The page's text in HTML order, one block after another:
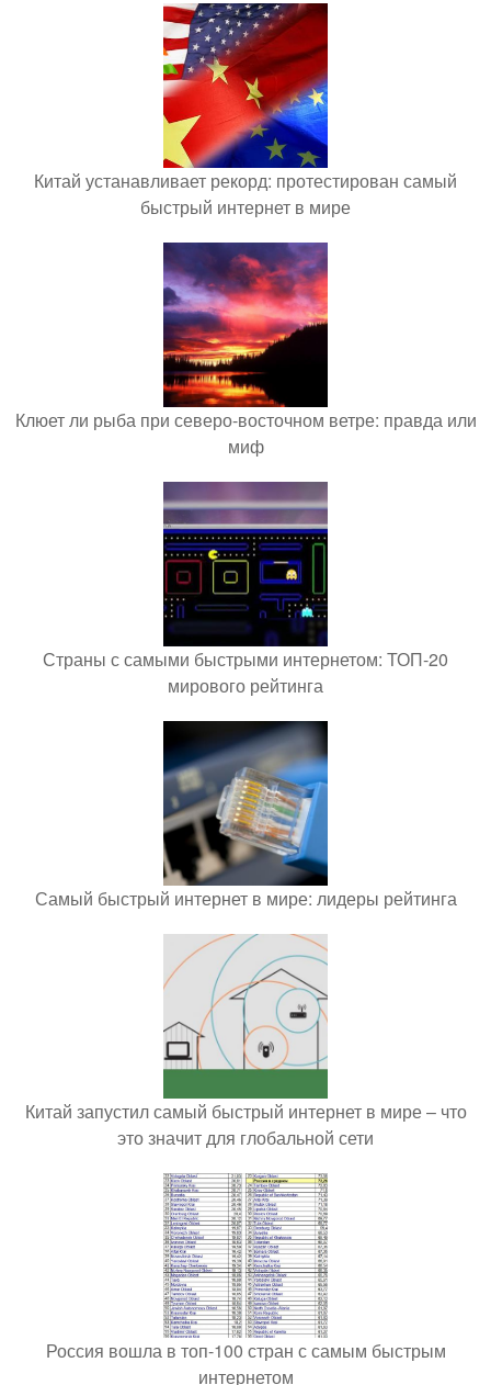
Китай устанавливает рекорд: протестирован самый
быстрый интернет в мире
Клюет ли рыба при северо-восточном ветре: правда или
миф
Страны с самыми быстрыми интернетом: ТОП-20
мирового рейтинга
Самый быстрый интернет в мире: лидеры рейтинга
Китай запустил самый быстрый интернет в мире – что
это значит для глобальной сети
Россия вошла в топ-100 стран с самым быстрым
интернетом